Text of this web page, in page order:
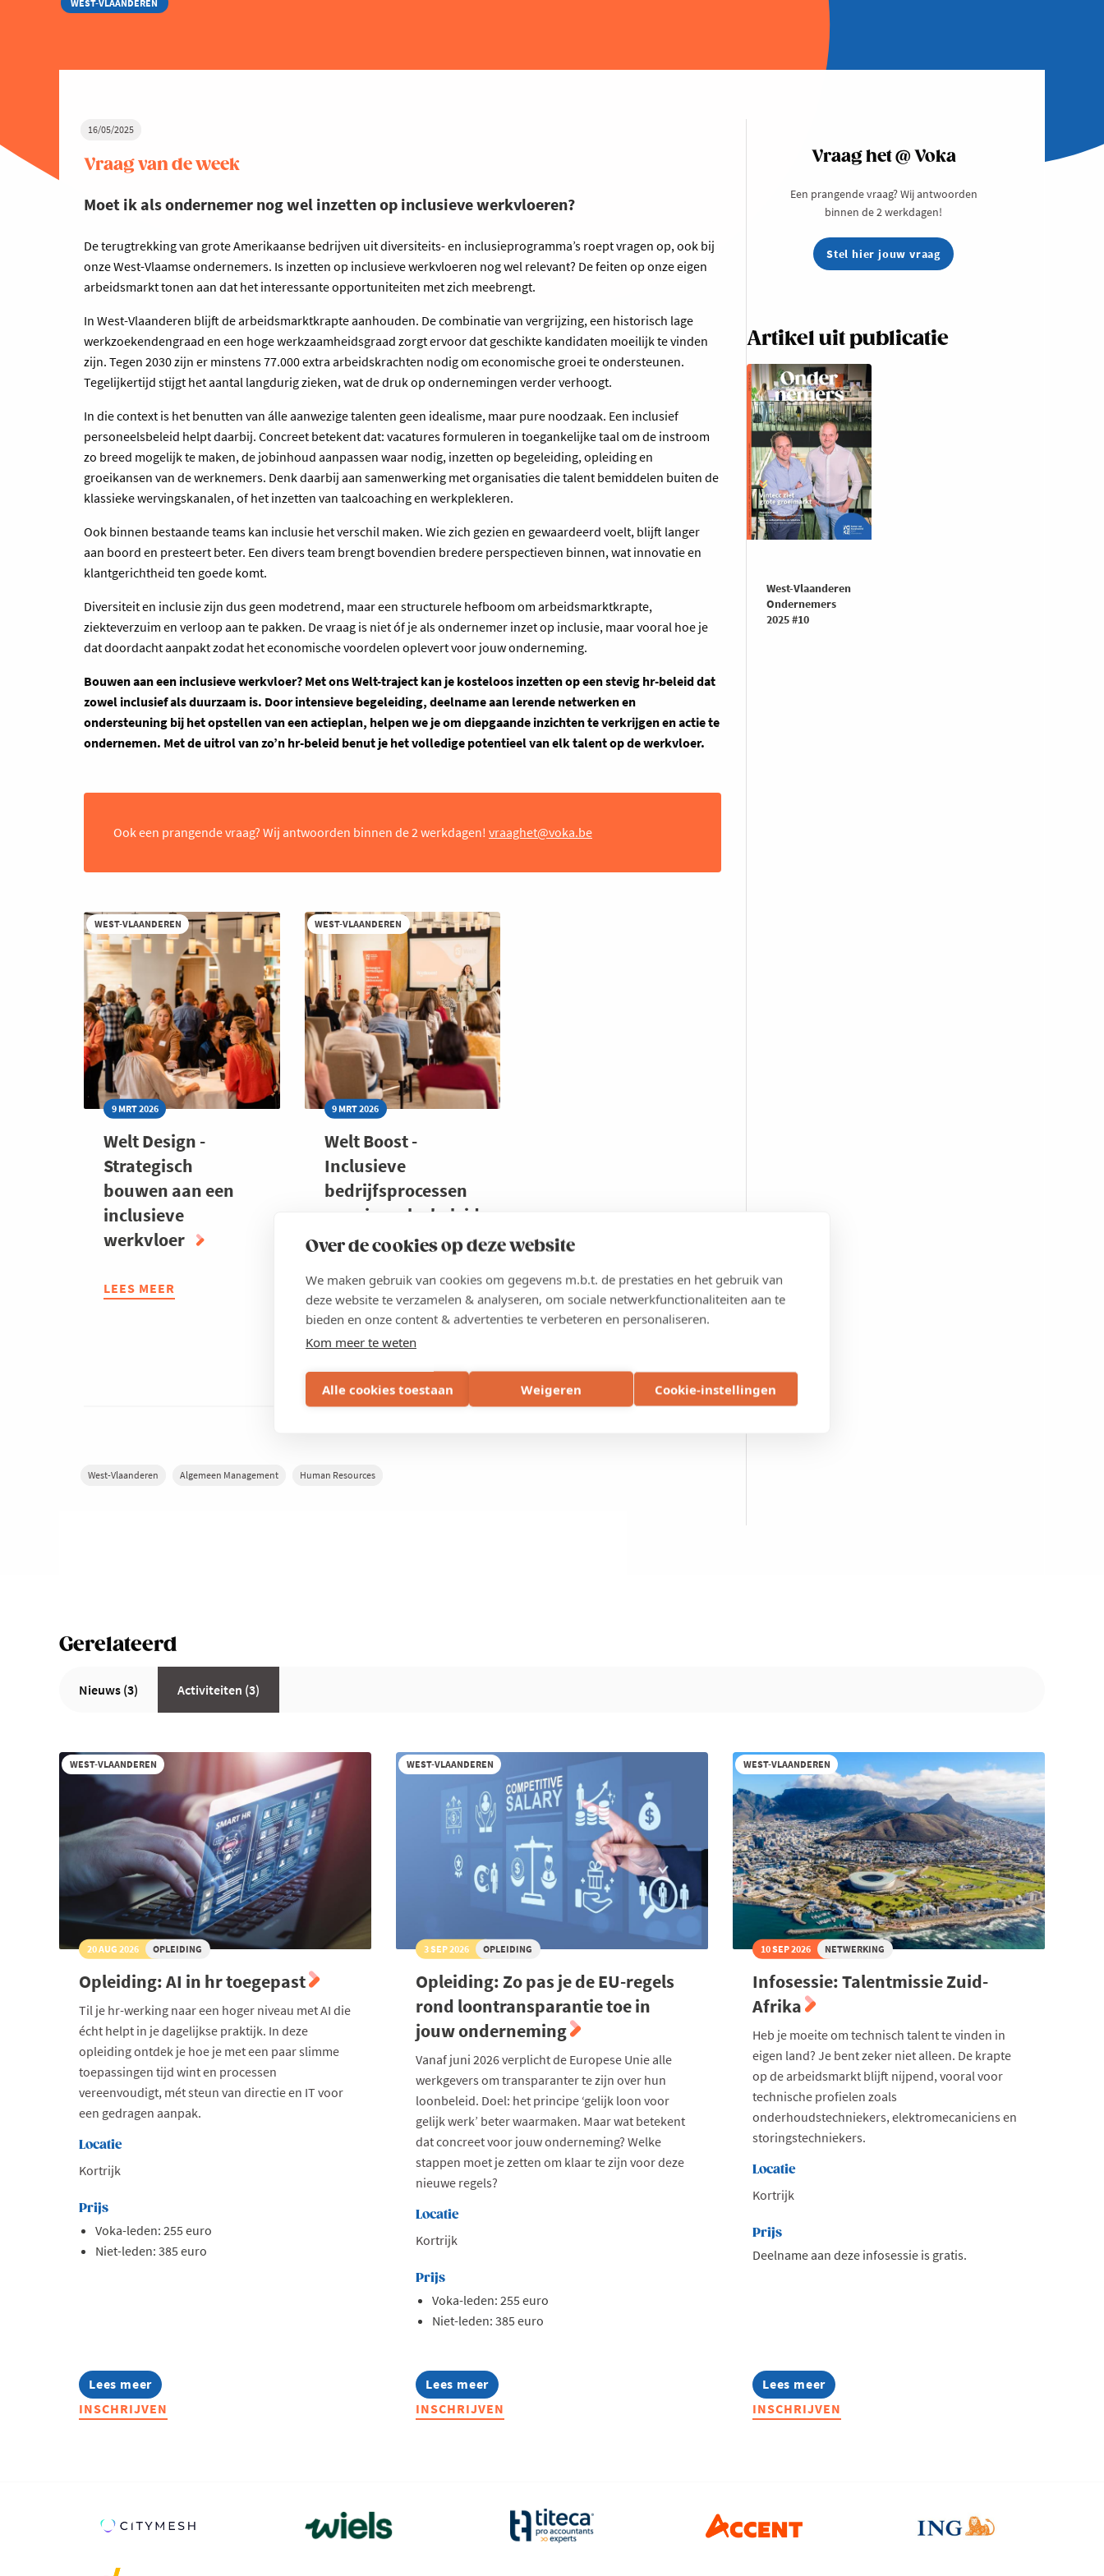
Over de cookies op deze website
We maken gebruik van cookies om gegevens m.b.t. de prestaties en het gebruik van
deze website te verzamelen & analyseren, om sociale netwerkfunctionaliteiten aan te
bieden en onze content & advertenties te verbeteren en personaliseren.
Kom meer te weten
Alle cookies toestaan Weigeren Cookie-instellingen
WEST-VLAANDEREN
16/05/2025
Vraag van de week
Moet ik als ondernemer nog wel inzetten op inclusieve werkvloeren?
De terugtrekking van grote Amerikaanse bedrijven uit diversiteits- en inclusieprogramma’s roept vragen op, ook bij
onze West-Vlaamse ondernemers. Is inzetten op inclusieve werkvloeren nog wel relevant? De feiten op onze eigen
arbeidsmarkt tonen aan dat het interessante opportuniteiten met zich meebrengt.
In West-Vlaanderen blijft de arbeidsmarktkrapte aanhouden. De combinatie van vergrijzing, een historisch lage
werkzoekendengraad en een hoge werkzaamheidsgraad zorgt ervoor dat geschikte kandidaten moeilijk te vinden
zijn. Tegen 2030 zijn er minstens 77.000 extra arbeidskrachten nodig om economische groei te ondersteunen.
Tegelijkertijd stijgt het aantal langdurig zieken, wat de druk op ondernemingen verder verhoogt.
In die context is het benutten van álle aanwezige talenten geen idealisme, maar pure noodzaak. Een inclusief
personeelsbeleid helpt daarbij. Concreet betekent dat: vacatures formuleren in toegankelijke taal om de instroom
zo breed mogelijk te maken, de jobinhoud aanpassen waar nodig, inzetten op begeleiding, opleiding en
groeikansen van de werknemers. Denk daarbij aan samenwerking met organisaties die talent bemiddelen buiten de
klassieke wervingskanalen, of het inzetten van taalcoaching en werkplekleren.
Ook binnen bestaande teams kan inclusie het verschil maken. Wie zich gezien en gewaardeerd voelt, blijft langer
aan boord en presteert beter. Een divers team brengt bovendien bredere perspectieven binnen, wat innovatie en
klantgerichtheid ten goede komt.
Diversiteit en inclusie zijn dus geen modetrend, maar een structurele hefboom om arbeidsmarktkrapte,
ziekteverzuim en verloop aan te pakken. De vraag is niet óf je als ondernemer inzet op inclusie, maar vooral hoe je
dat doordacht aanpakt zodat het economische voordelen oplevert voor jouw onderneming.
Bouwen aan een inclusieve werkvloer? Met ons Welt-traject kan je kosteloos inzetten op een stevig hr-beleid dat
zowel inclusief als duurzaam is. Door intensieve begeleiding, deelname aan lerende netwerken en
ondersteuning bij het opstellen van een actieplan, helpen we je om diepgaande inzichten te verkrijgen en actie te
ondernemen. Met de uitrol van zo’n hr-beleid benut je het volledige potentieel van elk talent op de werkvloer.
Ook een prangende vraag? Wij antwoorden binnen de 2 werkdagen! vraaghet@voka.be
WEST-VLAANDEREN
9 MRT 2026
Welt Design -
Strategisch
bouwen aan een
inclusieve
werkvloer
LEES MEER
ABOUT
WEST-VLAANDEREN
9 MRT 2026
Welt Boost -
Inclusieve
bedrijfsprocessen
voor jouw hr-beleid
LEES MEER
ABOUT
WELT
BOOST
-
BEDRIJFSPROCESSEN
VOOR
Deel
West-Vlaanderen Algemeen Management Human Resources
Vraag het @ Voka
Een prangende vraag? Wij antwoorden
binnen de 2 werkdagen!
Stel hier jouw vraag
Artikel uit publicatie
West-Vlaanderen
Ondernemers
2025 #10
Gerelateerd
Nieuws (3) Activiteiten (3)
WEST-VLAANDEREN
20 AUG 2026 OPLEIDING
Opleiding: AI in hr toegepast
Til je hr-werking naar een hoger niveau met AI die
écht helpt in je dagelijkse praktijk. In deze
opleiding ontdek je hoe je met een paar slimme
toepassingen tijd wint en processen
vereenvoudigt, mét steun van directie en IT voor
een gedragen aanpak.
Locatie
Kortrijk
Prijs
Voka-leden: 255 euro
Niet-leden: 385 euro
Lees meer
about
Opleiding:
AI
INSCHRIJVEN
WEST-VLAANDEREN
3 SEP 2026 OPLEIDING
Opleiding: Zo pas je de EU-regels
rond loontransparantie toe in
jouw onderneming
Vanaf juni 2026 verplicht de Europese Unie alle
werkgevers om transparanter te zijn over hun
loonbeleid. Doel: het principe ‘gelijk loon voor
gelijk werk’ beter waarmaken. Maar wat betekent
dat concreet voor jouw onderneming? Welke
stappen moet je zetten om klaar te zijn voor deze
nieuwe regels?
Locatie
Kortrijk
Prijs
Voka-leden: 255 euro
Niet-leden: 385 euro
Lees meer
about
Opleiding:
Zo
loontransparantie
INSCHRIJVEN
WEST-VLAANDEREN
10 SEP 2026 NETWERKING
Infosessie: Talentmissie Zuid-
Afrika
Heb je moeite om technisch talent te vinden in
eigen land? Je bent zeker niet alleen. De krapte
op de arbeidsmarkt blijft nijpend, vooral voor
technische profielen zoals
onderhoudstechniekers, elektromecaniciens en
storingstechniekers.
Locatie
Kortrijk
Prijs
Deelname aan deze infosessie is gratis.
Lees meer
about
Infosessie:
Talentmissie
INSCHRIJVEN